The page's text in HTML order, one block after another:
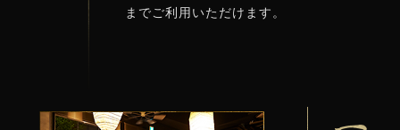
までご利用いただけます。